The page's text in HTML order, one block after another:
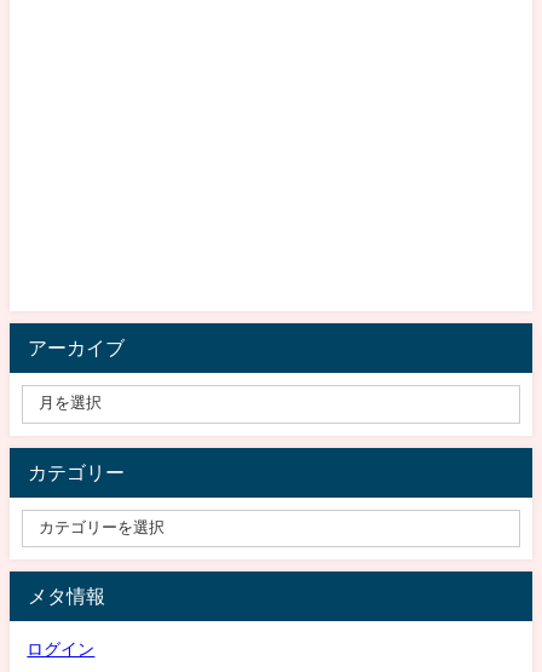
アーカイブ
カテゴリー
メタ情報
ログイン